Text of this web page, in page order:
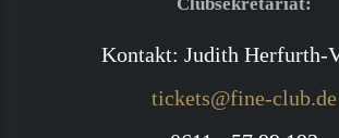
Kontakt: Judith Herfurth-
tickets@fine-club.de